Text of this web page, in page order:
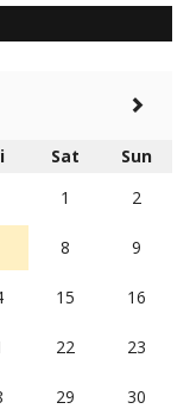
Sat
Sun
1
2
8 9
15 16
22 23
29 30